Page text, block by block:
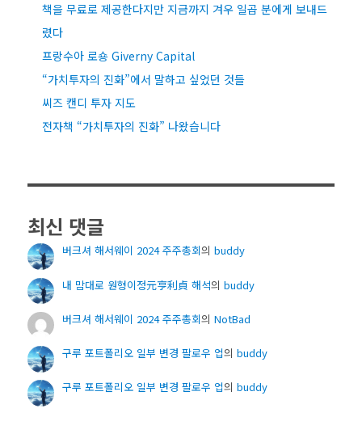
책을 무료로 제공한다지만 지금까지 겨우 일곱 분에게 보내드
렸다
프랑수아 로숑 Giverny Capital
“가치투자의 진화”에서 말하고 싶었던 것들
씨즈 캔디 투자 지도
전자책 “가치투자의 진화” 나왔습니다
최신 댓글
버크셔 해서웨이 2024 주주총회의 buddy
내 맘대로 원형이정元亨利貞 해석의 buddy
버크셔 해서웨이 2024 주주총회의 NotBad
구루 포트폴리오 일부 변경 팔로우 업의 buddy
구루 포트폴리오 일부 변경 팔로우 업의 buddy